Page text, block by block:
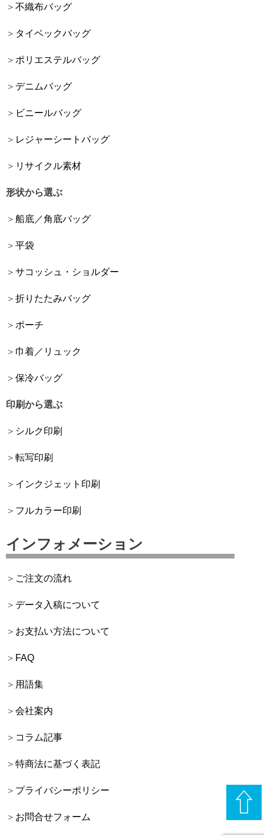
不織布バッグ
タイベックバッグ
ポリエステルバッグ
デニムバッグ
ビニールバッグ
レジャーシートバッグ
リサイクル素材
形状から選ぶ
船底／角底バッグ
平袋
サコッシュ・ショルダー
折りたたみバッグ
ポーチ
巾着／リュック
保冷バッグ
印刷から選ぶ
シルク印刷
転写印刷
インクジェット印刷
フルカラー印刷
インフォメーション
ご注文の流れ
データ入稿について
お支払い方法について
FAQ
用語集
会社案内
コラム記事
特商法に基づく表記
プライバシーポリシー
お問合せフォーム